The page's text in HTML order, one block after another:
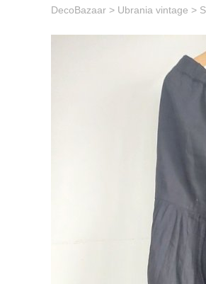
DecoBazaar > Ubrania vintage >